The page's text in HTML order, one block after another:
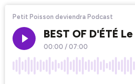
Petit Poisson deviendra Podcast
BEST OF D'ÉTÉ
00:00 /07:00